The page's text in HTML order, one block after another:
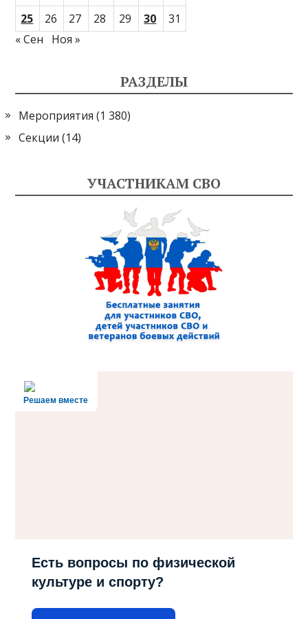
25
26 27 28 29 30
31
« Сен
Ноя »
РАЗДЕЛЫ
Мероприятия (1 380)
Секции (14)
УЧАСТНИКАМ СВО
Решаем вместе
Есть вопросы по физической
культуре и спорту?